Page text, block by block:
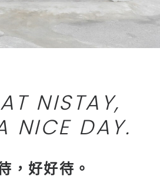
NISTAY,
NICE DAY.
，好好待。